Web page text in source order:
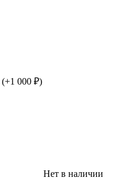
(+1 000 ₽)
Нет в наличии